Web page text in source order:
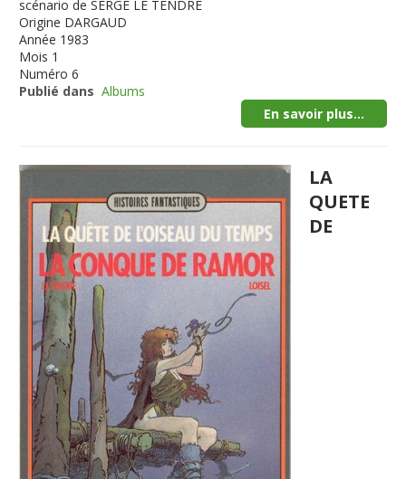
scénario de SERGE LE TENDRE
Origine DARGAUD
Année 1983
Mois 1
Numéro 6
Publié dans Albums
En savoir plus...
LA
QUETE
DE